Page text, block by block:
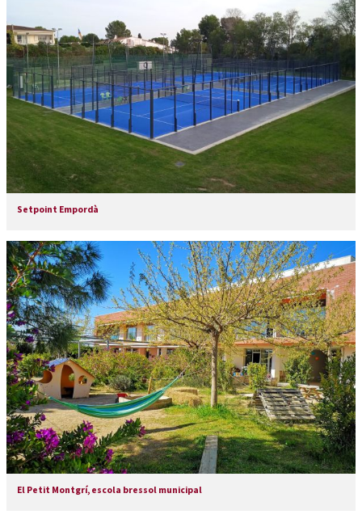
Setpoint Empordà
El Petit Montgrí, escola bressol municipal